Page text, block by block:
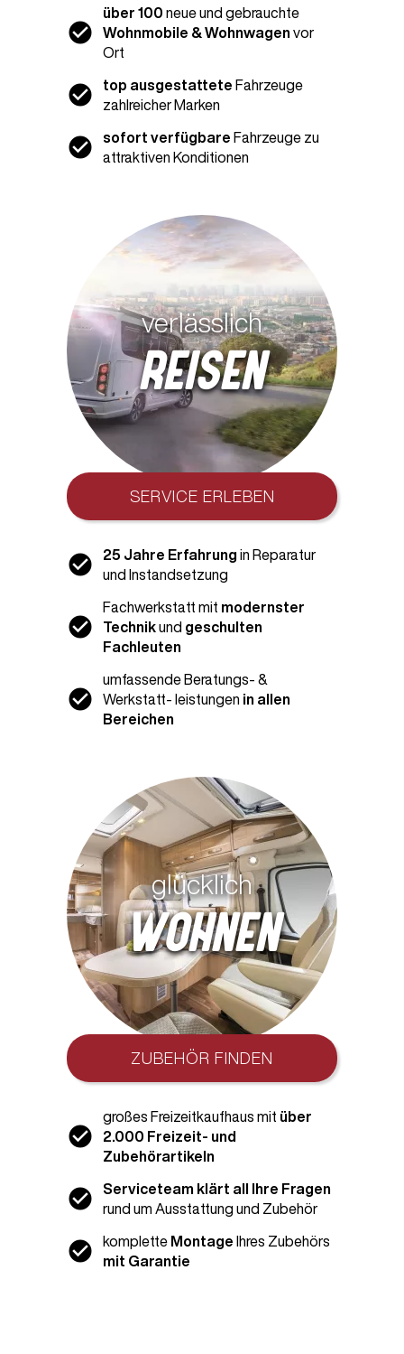
über 100neue und gebrauchte
Wohnmobile & Wohnwagenvor
Ort
top ausgestatteteFahrzeuge
zahlreicher Marken
sofort verfügbareFahrzeuge zu
attraktiven Konditionen
SERVICE ERLEBEN
verlässlich
REISEN
25 Jahre Erfahrungin Reparatur
und Instandsetzung
Fachwerkstatt mit modernster
Technikund geschulten
Fachleuten
umfassende Beratungs- &
Werkstatt- leistungen in allen
Bereichen
ZUBEHÖR FINDEN
glücklich
wohnen
großes Freizeitkaufhaus mit über
2.000 Freizeit- und
Zubehörartikeln
Serviceteam klärt all Ihre Fragen
rund um Ausstattung und Zubehör
kompletteMontageIhres Zubehörs
mit Garantie